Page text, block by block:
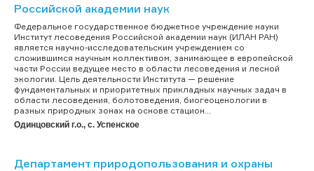
Российской академии наук
Федеральное государственное бюджетное учреждение науки
Институт лесоведения Российской академии наук (ИЛАН РАН)
является научно-исследовательским учреждением со
сложившимся научным коллективом, занимающее в европейской
части России ведущее место в области лесоведения и лесной
экологии. Цель деятельности Института — решение
фундаментальных и приоритетных прикладных научных задач в
области лесоведения, болотоведения, биогеоценологии в
разных природных зонах на основе стацион...
Одинцовский г.о., с. Успенское
Департамент природопользования и охраны